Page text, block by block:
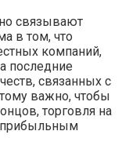
связывают
в том, что
компаний,
последние
связанных с
важно, чтобы
торговля на
прибыльным